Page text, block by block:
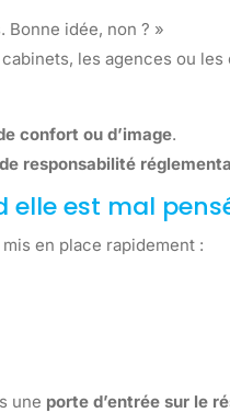
idée, non ? »
les agences ou
confort ou d’image.
responsabilité
elle est mal
en place rapidement :
une porte d’entrée sur le